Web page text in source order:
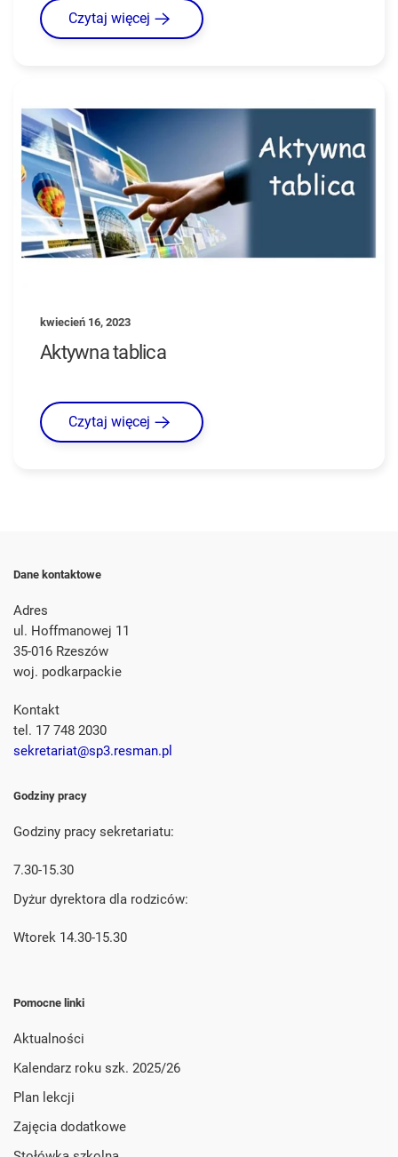
Czytaj więcej
kwiecień 16, 2023
Aktywna tablica
Czytaj więcej
Dane kontaktowe
Adres
ul. Hoffmanowej 11
35-016 Rzeszów
woj. podkarpackie
Kontakt
tel. 17 748 2030
sekretariat@sp3.resman.pl
Godziny pracy
Godziny pracy sekretariatu:
7.30-15.30
Dyżur dyrektora dla rodziców:
Wtorek 14.30-15.30
Pomocne linki
Aktualności
Kalendarz roku szk. 2025/26
Plan lekcji
Zajęcia dodatkowe